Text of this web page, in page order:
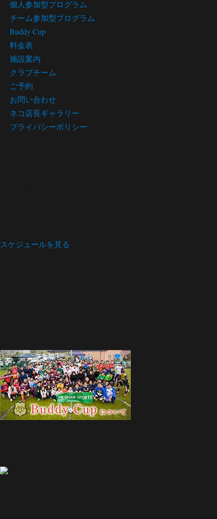
個人参加型プログラム
チーム参加型プログラム
Buddy Cup
料金表
施設案内
クラブチーム
ご予約
お問い合わせ
ネコ店長ギャラリー
プライバシーポリシー
スケジュールを見る